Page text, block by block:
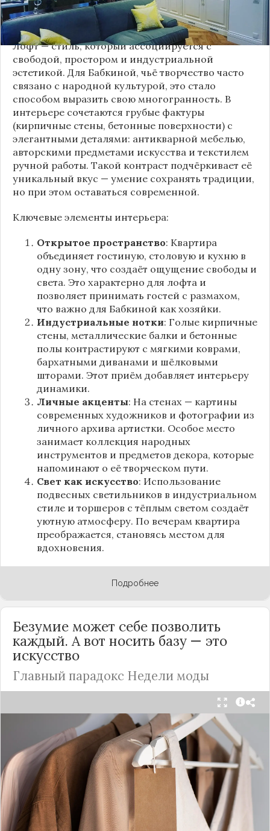
проекте раскрывает канал “DOMEO | РЕМОНТ
КВАРТИР | НЕДВИЖИМОСТЬ” 2.
Лофт — стиль, который ассоциируется с
свободой, простором и индустриальной
эстетикой. Для Бабкиной, чьё творчество часто
связано с народной культурой, это стало
способом выразить свою многогранность. В
интерьере сочетаются грубые фактуры
(кирпичные стены, бетонные поверхности) с
элегантными деталями: антикварной мебелью,
авторскими предметами искусства и текстилем
ручной работы. Такой контраст подчёркивает её
уникальный вкус — умение сохранять традиции,
но при этом оставаться современной.
Ключевые элементы интерьера:
Открытое пространство: Квартира
объединяет гостиную, столовую и кухню в
одну зону, что создаёт ощущение свободы и
света. Это характерно для лофта и
позволяет принимать гостей с размахом,
что важно для Бабкиной как хозяйки.
Индустриальные нотки: Голые кирпичные
стены, металлические балки и бетонные
полы контрастируют с мягкими коврами,
бархатными диванами и шёлковыми
шторами. Этот приём добавляет интерьеру
динамики.
Личные акценты: На стенах — картины
современных художников и фотографии из
личного архива артистки. Особое место
занимает коллекция народных
инструментов и предметов декора, которые
напоминают о её творческом пути.
Свет как искусство: Использование
подвесных светильников в индустриальном
стиле и торшеров с тёплым светом создаёт
уютную атмосферу. По вечерам квартира
преображается, становясь местом для
вдохновения.
Подробнее
Безумие может себе позволить
каждый. А вот носить базу — это
искусство
Главный парадокс Недели моды
Принято считать, что Неделя моды в Париже —
это исключительно про безумные тренды, на
которые обычный человек посмотрит с
недоумением. Но самый интересный тренд этого
сезона был обращен к реальной жизни. Показы
доказали: истинная роскошь и мастерство стиля
заключаются не в эпатаже, а в виртуозном
владении базовыми вещами.